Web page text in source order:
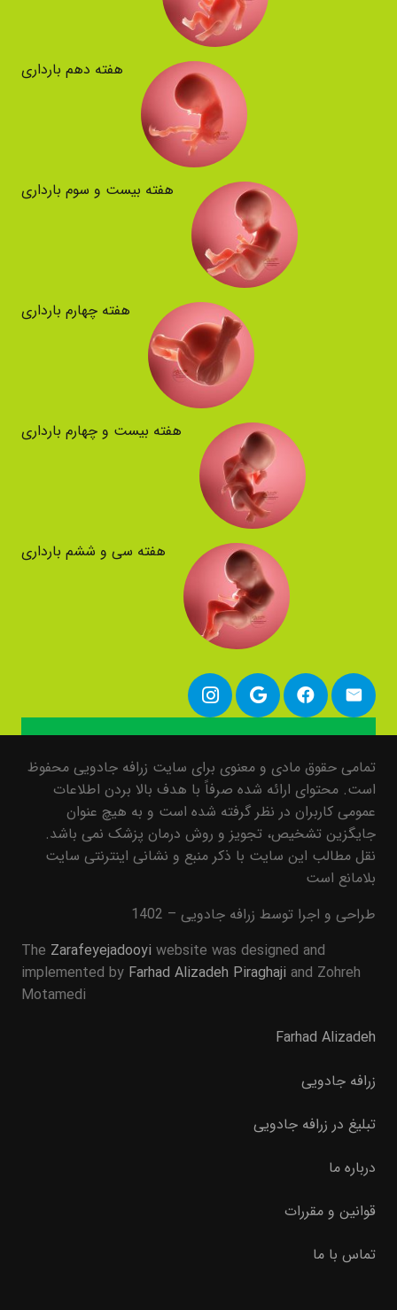
هفته دهم بارداری
هفته بیست و سوم بارداری
هفته چهارم بارداری
هفته بیست و چهارم بارداری
هفته سی و ششم بارداری
تمامی حقوق مادی و معنوی برای سایت زرافه جادویی محفوظ
است. محتوای ارائه شده صرفاً با هدف بالا بردن اطلاعات
عمومی کاربران در نظر گرفته شده است و به هیچ عنوان
جایگزین تشخیص، تجویز و روش درمان پزشک نمی باشد.
نقل مطالب این سایت با ذکر منبع و نشانی اینترنتی سایت
بلامانع است
طراحی و اجرا توسط زرافه جادویی – 1402
The Zarafeyejadooyi website was designed and
implemented by Farhad Alizadeh Piraghaji and Zohreh
Motamedi
Farhad Alizadeh
زرافه جادویی
تبلیغ در زرافه جادویی
درباره ما
قوانین و مقررات
تماس با ما